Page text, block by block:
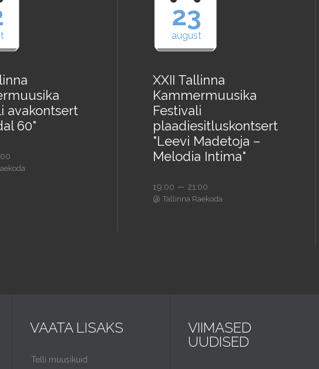
avakontsert
60"
23
august
XXII Tallinna
Kammermuusika
Festivali
plaadiesitluskontsert
"Leevi Madetoja –
Melodia Intima"
19:00 — 21:00
@ Tallinna Raekoda
VAATA LISAKS
Telli muusikuid
VIIMASED
UUDISED